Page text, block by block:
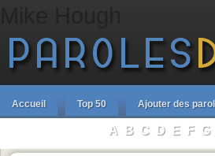
Accueil Top 50 Ajouter des
A B C D E F G